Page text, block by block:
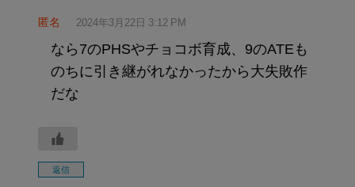
匿名 2024年3月22日 3:12 PM
なら7のPHSやチョコボ育成、9のATEも
のちに引き継がれなかったから大失敗作
だな
返信